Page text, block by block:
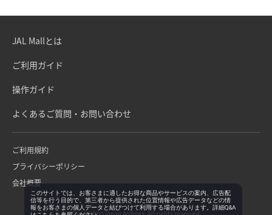
JAL Mallとは
ご利用ガイド
操作ガイド
よくあるご質問・お問い合わせ
ご利用規約
プライバシーポリシー
会社概要
このサイトでは、お客さまに適したお得な商品やサービスの案内、広告配
信等を行う目的で、第三者から提供された位置情報や広告データなどの情
報をお客さまの個人データと結びつけて利用する場合があります。詳細Q&A